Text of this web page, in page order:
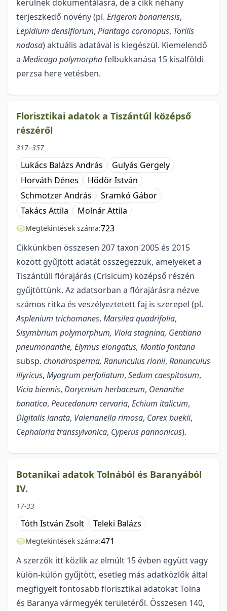
kerül­nek dokumentálásra, de a cikk néhány
terjeszkedő növény (pl. Erigeron bonariensis,
Lepidium densiflo­rum, Plantago coronopus, Torilis
nodosa) aktuális adatával is kiegészül. Kiemelendő
a Medicago poly­morphafelbukkanása 15 kisalföldi
perzsa here vetésben.
Florisztikai adatok a Tiszántúl középső
részéről
317–357
Lukács Balázs András
Gulyás Gergely
Horváth Dénes
Hődör István
Schmotzer András
Sramkó Gábor
Takács Attila
Molnár Attila
Megtekintések száma:723
Cikkünkben összesen 207 taxon 2005 és 2015
között gyűjtött adatát összegezzük, amelyeket a
Tiszántúli flórajárás (Crisicum) középső részén
gyűjtöttünk. Az adatsorban a flórajárásra nézve
számos ritka és veszélyeztetett faj is szerepel (pl.
Asplenium trichomanes, Marsilea quadrifolia,
Sisymbrium polymorphum, Viola stagnina, Gentiana
pneumonanthe, Elymus elongatus, Montia fontana
subsp. chondrosperma, Ranunculus rionii, Ranunculus
illyricus, Myagrum perfoliatum, Sedum caespitosum,
Vicia biennis, Dorycnium herbaceum, Oenanthe
banatica, Peucedanum cervaria, Echium italicum,
Digitalis lanata, Valerianella rimosa, Carex buekii,
Cephalaria transsylvanica, Cyperus pannonicus).
Botanikai adatok Tolnából és Baranyából
IV.
17-33
Tóth István Zsolt Teleki Balázs
Megtekintések száma:471
A szerzők itt közlik az elmúlt 15 évben együtt vagy
külön-külön gyűjtött, esetleg más adatközlők által
megfigyelt fontosabb florisztikai adatokat Tolna
és Baranya vármegyék területéről. Összesen 140,